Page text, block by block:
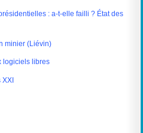
: a-t-elle failli ? État des
minier (Liévin)
logiciels libres